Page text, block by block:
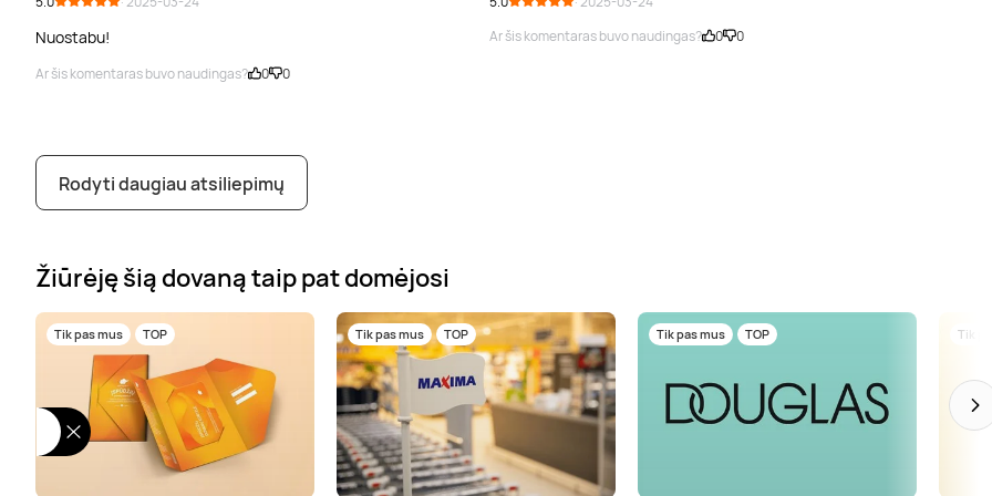
Nuostabu!
Ar šis komentaras buvo naudingas? 0 0
Ar šis komentaras buvo naudingas?
0 0
Rodyti daugiau atsiliepimų
Žiūrėję šią dovaną taip pat domėjosi
Tik pas mus TOP Tik pas mus TOP Tik pas mus TOP Tik